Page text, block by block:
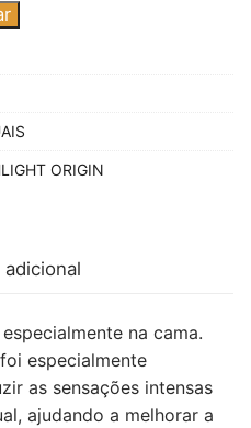
ORIGIN
na cama.
especialmente
as sensações intensas
ajudando a melhorar a